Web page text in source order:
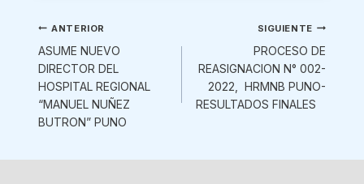
Navegación
de
entradas
ANTERIOR
ASUME NUEVO
DIRECTOR DEL
HOSPITAL REGIONAL
“MANUEL NUÑEZ
BUTRON” PUNO
SIGUIENTE
PROCESO DE
REASIGNACION N° 002-
2022, HRMNB PUNO-
RESULTADOS FINALES